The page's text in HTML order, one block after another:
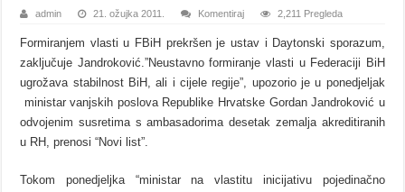
admin 21. ožujka 2011. Komentiraj 2,211 Pregleda
Formiranjem vlasti u FBiH prekršen je ustav i Daytonski sporazum,
zaključuje Jandroković.”Neustavno formiranje vlasti u Federaciji BiH
ugrožava stabilnost BiH, ali i cijele regije”, upozorio je u ponedjeljak
ministar vanjskih poslova Republike Hrvatske Gordan Jandroković u
odvojenim susretima s ambasadorima desetak zemalja akreditiranih
u RH, prenosi “Novi list”.
Tokom ponedjeljka “ministar na vlastitu inicijativu pojedinačno